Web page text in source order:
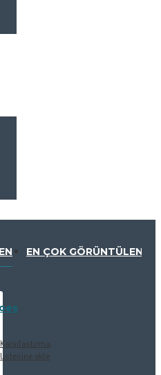
EN ÇOK GÖRÜNTÜLENEN
Karşılaştırma
listesine ekle